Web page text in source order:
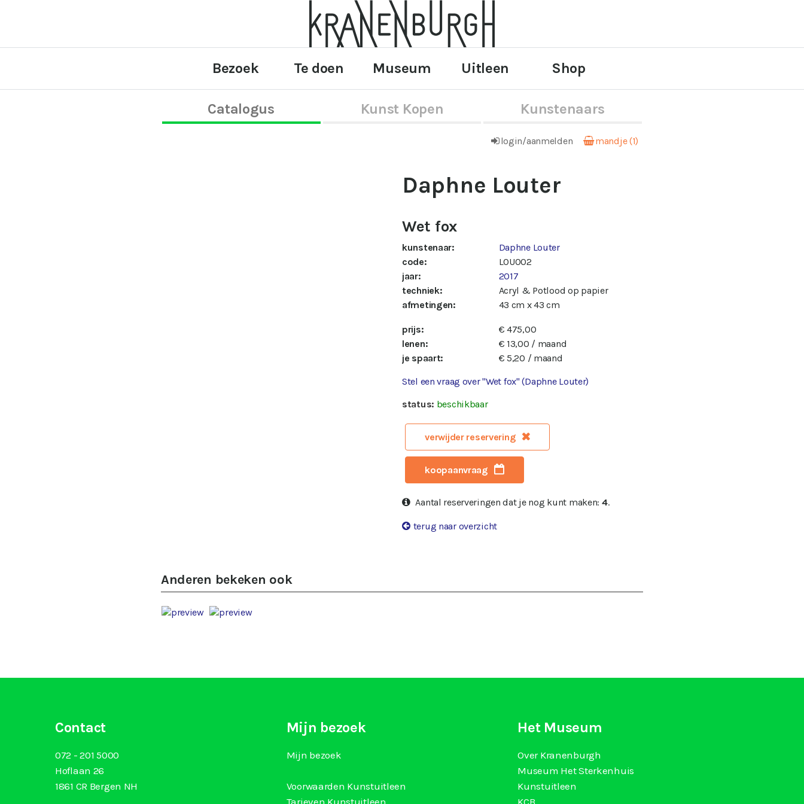
Bezoek Te doen Museum Uitleen Shop
Catalogus Kunst Kopen Kunstenaars
login/aanmelden mandje (1)
Daphne Louter
Wet fox
kunstenaar:
Daphne Louter
code:
LOU002
jaar:
2017
techniek:
Acryl & Potlood op papier
afmetingen:
43 cm x 43 cm
prijs:
€ 475,00
lenen:
€ 13,00 / maand
je spaart:
€ 5,20 / maand
Stel een vraag over "Wet fox" (Daphne Louter)
status: beschikbaar
verwijder reservering
koopaanvraag
Aantal reserveringen dat je nog kunt maken: 4.
terug naar overzicht
Anderen bekeken ook
Contact
072 - 201 5000
Hoflaan 26
1861 CR Bergen NH
Mijn bezoek
Mijn bezoek
Voorwaarden Kunstuitleen
Tarieven Kunstuitleen
Het Museum
Over Kranenburgh
Museum Het Sterkenhuis
Kunstuitleen
KCB